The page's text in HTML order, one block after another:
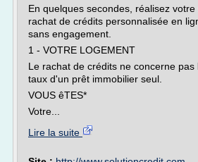
En quelques secondes, réalisez
rachat de crédits personnalisée en
sans engagement.
1 - VOTRE LOGEMENT
Le rachat de crédits ne concerne
taux d'un prêt immobilier seul.
VOUS êTES*
Votre...
Lire la suite